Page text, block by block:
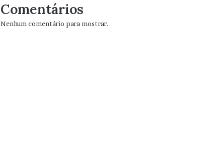
Comentários
Nenhum comentário para mostrar.